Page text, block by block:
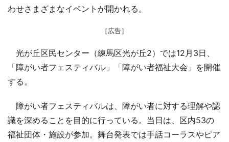
わせさまざまなイベントが開かれる。
［広告］
光が丘区民センター（練馬区光が丘2）では12月3日、
「障がい者フェスティバル」「障がい者福祉大会」を開催
する。
障がい者フェスティバルは、障がい者に対する理解や認
識を深めることを目的に行っている。当日は、区内53の
福祉団体・施設が参加。舞台発表では手話コーラスやピア